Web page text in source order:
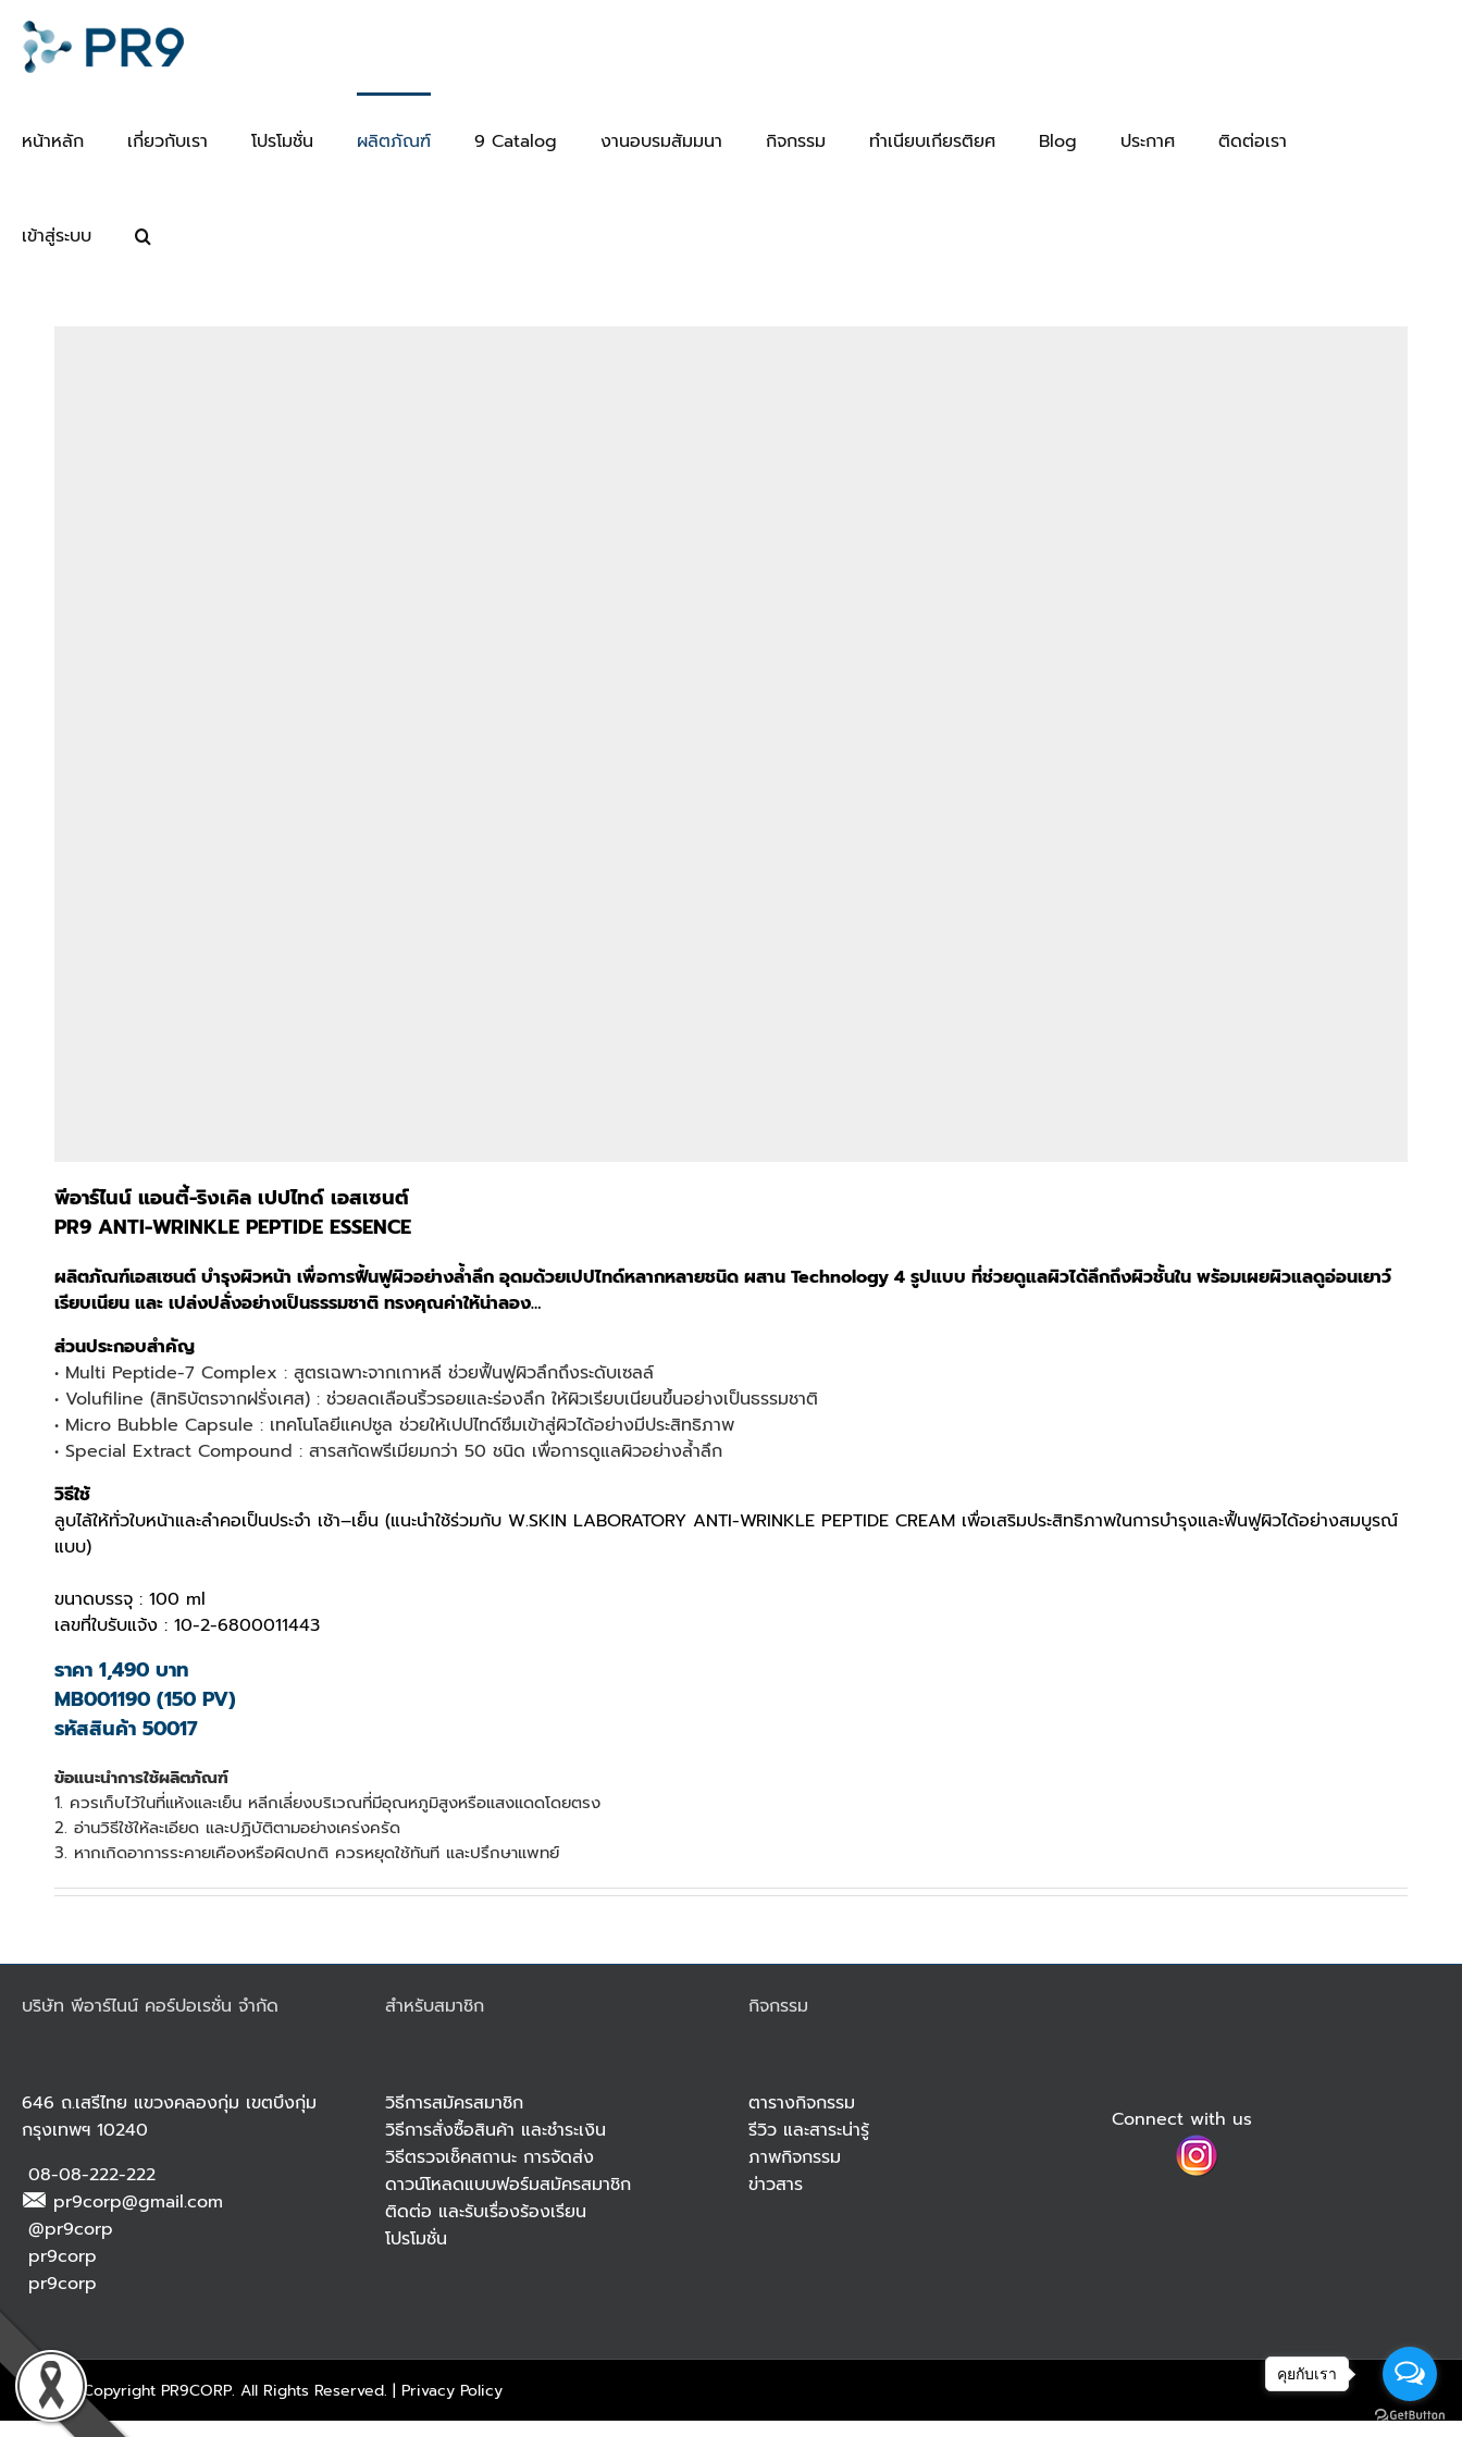
content
หน้าหลัก เกี่ยวกับเรา โปรโมชั่น ผลิตภัณฑ์ 9 Catalog งานอบรมสัมมนา กิจกรรม ทำเนียบเกียรติยศ Blog ประกาศ ติดต่อเรา
เข้าสู่ระบบ
พีอาร์ไนน์ แอนตี้-ริงเคิล เปปไทด์ เอสเซนต์
PR9 ANTI-WRINKLE PEPTIDE ESSENCE
ผลิตภัณฑ์เอสเซนต์ บำรุงผิวหน้า เพื่อการฟื้นฟูผิวอย่างล้ำลึก อุดมด้วยเปปไทด์หลากหลายชนิด ผสาน Technology 4 รูปแบบ ที่ช่วยดูแลผิวได้ลึกถึงผิวชั้นใน พร้อมเผยผิวแลดูอ่อนเยาว์
เรียบเนียน และ เปล่งปลั่งอย่างเป็นธรรมชาติ ทรงคุณค่าให้น่าลอง…
ส่วนประกอบสำคัญ
• Multi Peptide-7 Complex : สูตรเฉพาะจากเกาหลี ช่วยฟื้นฟูผิวลึกถึงระดับเซลล์
• Volufiline (สิทธิบัตรจากฝรั่งเศส) : ช่วยลดเลือนริ้วรอยและร่องลึก ให้ผิวเรียบเนียนขึ้นอย่างเป็นธรรมชาติ
• Micro Bubble Capsule : เทคโนโลยีแคปซูล ช่วยให้เปปไทด์ซึมเข้าสู่ผิวได้อย่างมีประสิทธิภาพ
• Special Extract Compound : สารสกัดพรีเมียมกว่า 50 ชนิด เพื่อการดูแลผิวอย่างล้ำลึก
วิธีใช้
ลูบไล้ให้ทั่วใบหน้าและลำคอเป็นประจำ เช้า–เย็น (แนะนำใช้ร่วมกับ W.SKIN LABORATORY ANTI-WRINKLE PEPTIDE CREAM เพื่อเสริมประสิทธิภาพในการบำรุงและฟื้นฟูผิวได้อย่างสมบูรณ์
แบบ)
ขนาดบรรจุ : 100 ml
เลขที่ใบรับแจ้ง : 10-2-6800011443
ราคา 1,490 บาท
MB001190 (150 PV)
รหัสสินค้า 50017
ข้อแนะนำการใช้ผลิตภัณฑ์
1. ควรเก็บไว้ในที่แห้งและเย็น หลีกเลี่ยงบริเวณที่มีอุณหภูมิสูงหรือแสงแดดโดยตรง
2. อ่านวิธีใช้ให้ละเอียด และปฏิบัติตามอย่างเคร่งครัด
3. หากเกิดอาการระคายเคืองหรือผิดปกติ ควรหยุดใช้ทันที และปรึกษาแพทย์
บริษัท พีอาร์ไนน์ คอร์ปอเรชั่น จำกัด
646 ถ.เสรีไทย แขวงคลองกุ่ม เขตบึงกุ่ม
กรุงเทพฯ 10240
08-08-222-222
pr9corp@gmail.com
@pr9corp
pr9corp
pr9corp
สำหรับสมาชิก
วิธีการสมัครสมาชิก
วิธีการสั่งซื้อสินค้า และชำระเงิน
วิธีตรวจเช็คสถานะ การจัดส่ง
ดาวน์โหลดแบบฟอร์มสมัครสมาชิก
ติดต่อ และรับเรื่องร้องเรียน
โปรโมชั่น
กิจกรรม
ตารางกิจกรรม
รีวิว และสาระน่ารู้
ภาพกิจกรรม
ข่าวสาร
Connect with us
2020 © Copyright PR9CORP. All Rights Reserved. | Privacy Policy
คุยกับเรา